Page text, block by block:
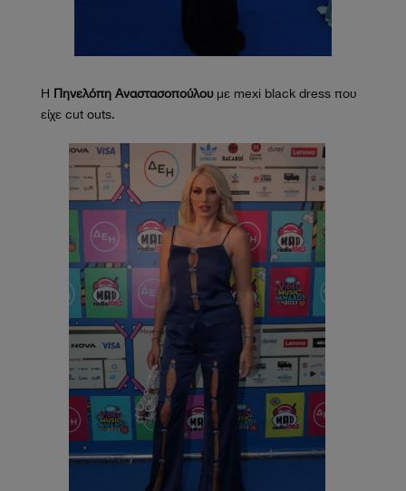
Η Πηνελόπη Αναστασοπούλουμε mexi black dress που
είχε cut outs.